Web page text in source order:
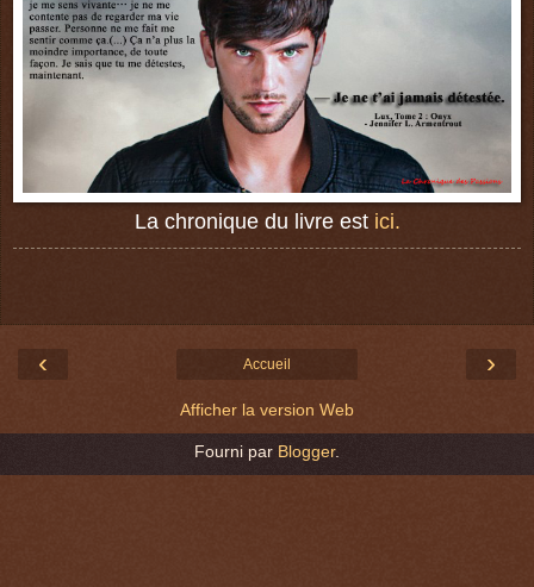
La chronique du livre est ici.
‹ ›
Accueil
Afficher la version Web
Fourni par Blogger.